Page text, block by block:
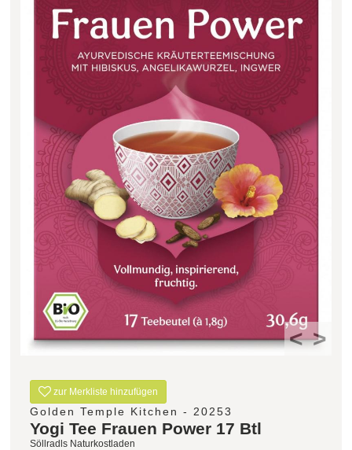
Söllradls Naturkostladen Detail
Stiftsgärtnerei Detail
Weinkellerei Stift
Detail
Wildkraut Detail
KATEGORIE
Filter zurücksetzen
< >
zur Merkliste hinzufügen
Golden Temple Kitchen - 20253
Yogi Tee Frauen Power 17 Btl
Söllradls Naturkostladen